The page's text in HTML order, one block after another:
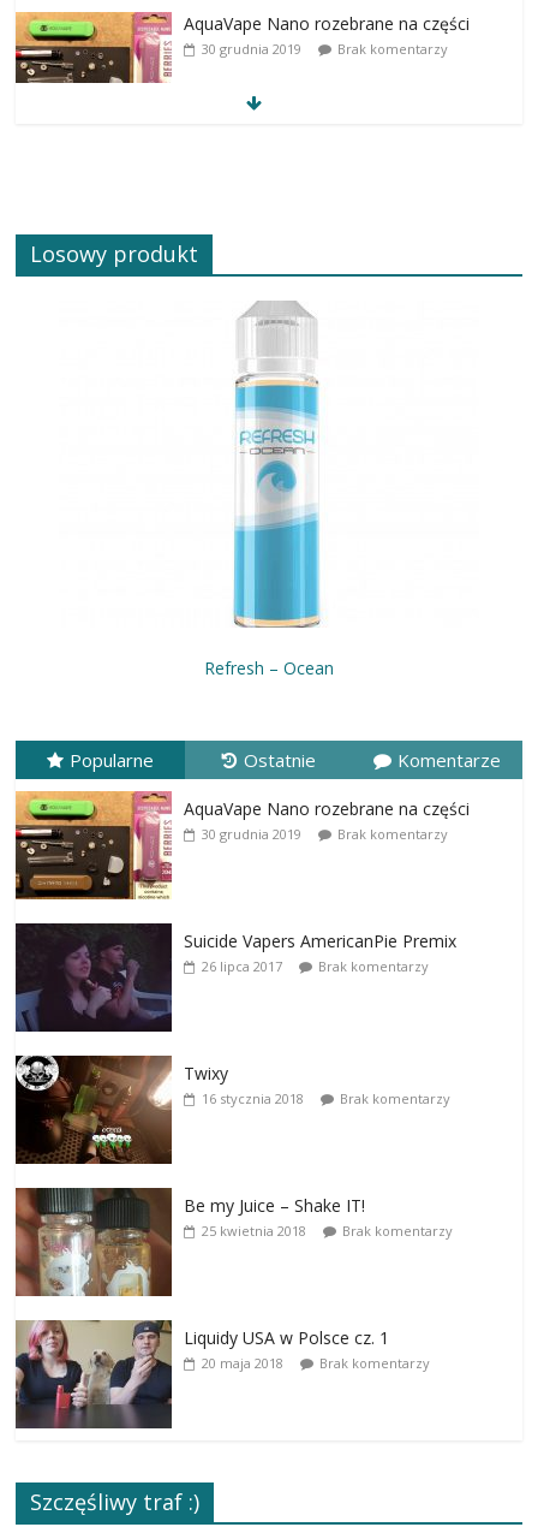
AquaVape Nano rozebrane na części
30 grudnia 2019 Brak komentarzy
Losowy produkt
Refresh – Ocean
Popularne Ostatnie Komentarze
AquaVape Nano rozebrane na części
30 grudnia 2019 Brak komentarzy
Suicide Vapers AmericanPie Premix
26 lipca 2017 Brak komentarzy
Twixy
16 stycznia 2018 Brak komentarzy
Be my Juice – Shake IT!
25 kwietnia 2018 Brak komentarzy
Liquidy USA w Polsce cz. 1
20 maja 2018 Brak komentarzy
Szczęśliwy traf :)